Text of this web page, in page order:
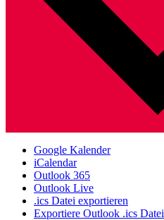
Google Kalender
iCalendar
Outlook 365
Outlook Live
.ics Datei exportieren
Exportiere Outlook .ics Datei